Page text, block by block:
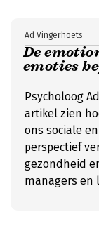
De
emoties
Ad Vingerhoets
Psycholoog
artikel zien
ons sociale
perspectief
gezondheid
managers en